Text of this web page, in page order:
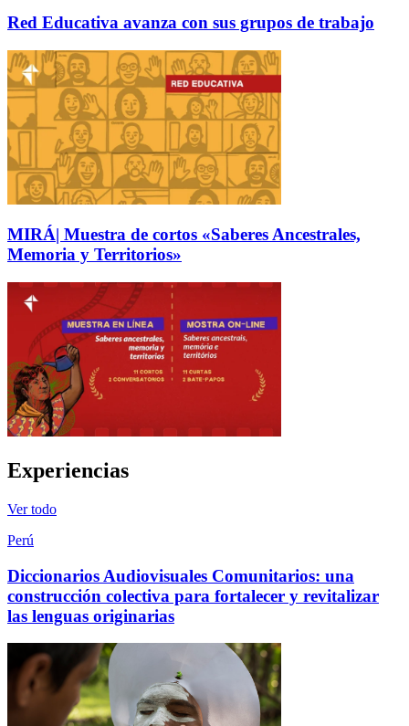
Red Educativa avanza con sus grupos de trabajo
MIRÁ| Muestra de cortos «Saberes Ancestrales,
Memoria y Territorios»
Experiencias
Ver todo
Perú
Diccionarios Audiovisuales Comunitarios: una
construcción colectiva para fortalecer y revitalizar
las lenguas originarias